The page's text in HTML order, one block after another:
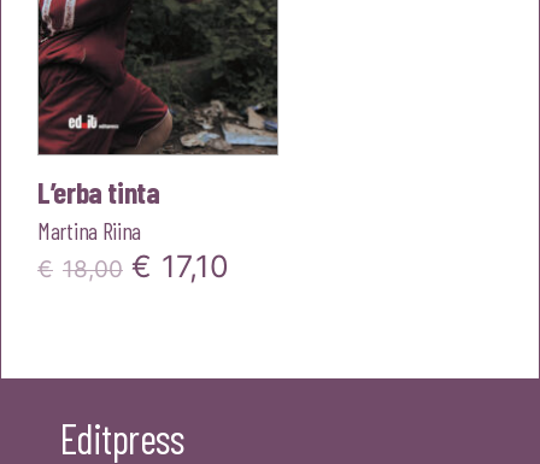
L’erba tinta
Martina Riina
€ 18,00 Il
€18,00.
€ 17,10
Editpress